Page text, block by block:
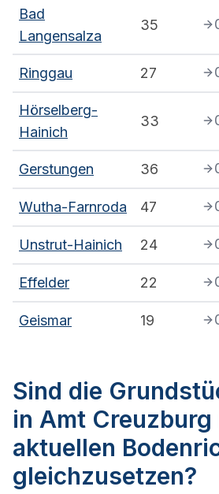
Bad
Langensalza
35
Ringgau 27
Hörselberg-
Hainich
33
Gerstungen 36
Wutha-Farnroda 47
Unstrut-Hainich 24
Effelder 22
Geismar 19
Sind die
in Amt Creuzburg
aktuellen
gleichzusetzen?